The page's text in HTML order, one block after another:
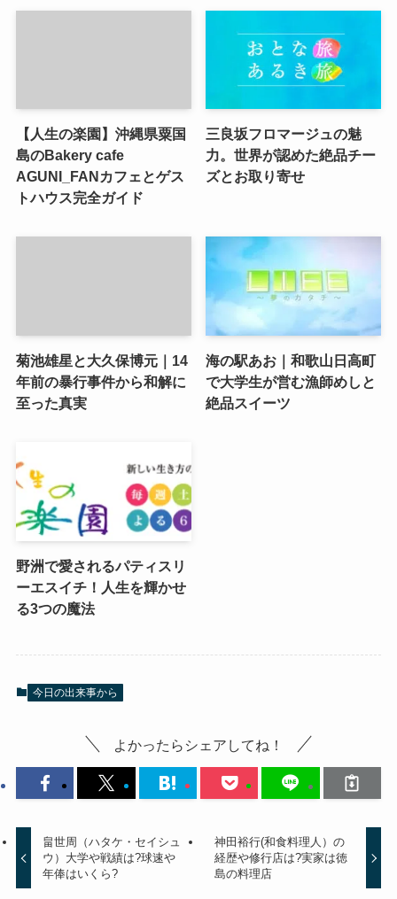
【人生の楽園】沖縄県粟国
島のBakery cafe
AGUNI_FANカフェとゲス
トハウス完全ガイド
三良坂フロマージュの魅
力。世界が認めた絶品チー
ズとお取り寄せ
菊池雄星と大久保博元｜14
年前の暴行事件から和解に
至った真実
海の駅あお｜和歌山日高町
で大学生が営む漁師めしと
絶品スイーツ
野洲で愛されるパティスリ
ーエスイチ！人生を輝かせ
る3つの魔法
今日の出来事から
よかったらシェアしてね！
畠世周（ハタケ・セイシュ
ウ）大学や戦績は?球速や
年俸はいくら?
神田裕行(和食料理人）の
経歴や修行店は?実家は徳
島の料理店